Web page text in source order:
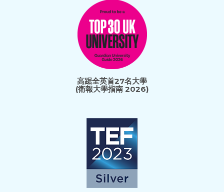
高踞全英首27名大學
(衛報大學指南 2026)